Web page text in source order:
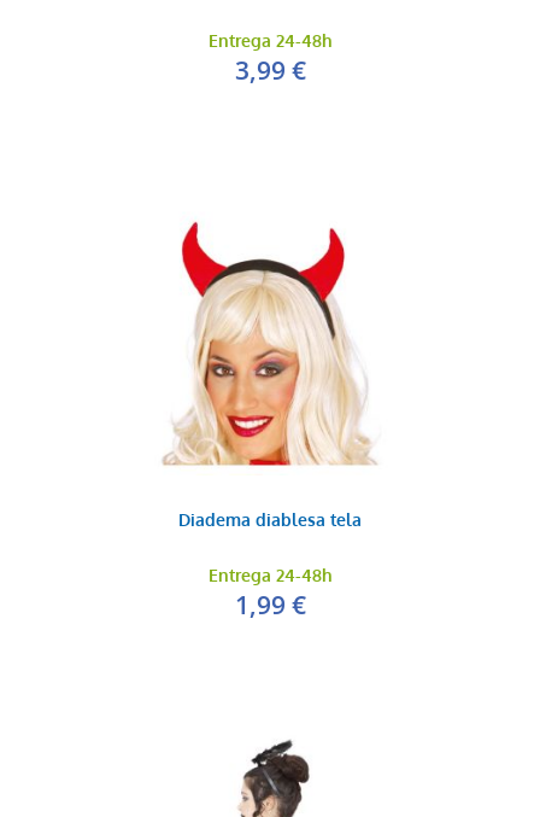
Entrega 24-48h
3,99 €
Diadema diablesa tela
Entrega 24-48h
1,99 €